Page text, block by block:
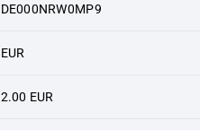
DE000NRW0MP9
EUR
2.00 EUR